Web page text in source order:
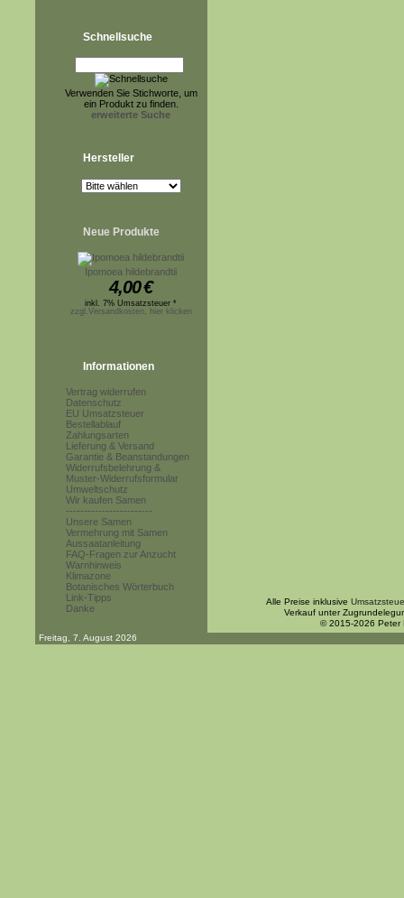
Schnellsuche
Verwenden Sie Stichworte, um
ein Produkt zu finden.
erweiterte Suche
Hersteller
Neue Produkte
Ipomoea hildebrandtii
4,00€
inkl. 7% Umsatzsteuer *
zzgl.Versandkosten, hier klicken
Informationen
Vertrag widerrufen
Datenschutz
EU Umsatzsteuer
Bestellablauf
Zahlungsarten
Lieferung & Versand
Garantie & Beanstandungen
Widerrufsbelehrung &
Muster-Widerrufsformular
Umweltschutz
Wir kaufen Samen
------------------------
Unsere Samen
Vermehrung mit Samen
Aussaatanleitung
FAQ-Fragen zur Anzucht
Warnhinweis
Klimazone
Botanisches Wörterbuch
Link-Tipps
Danke
Alle Preise inklusive
Verkauf unter
© 2015-2026 Peter
Freitag, 7. August 2026